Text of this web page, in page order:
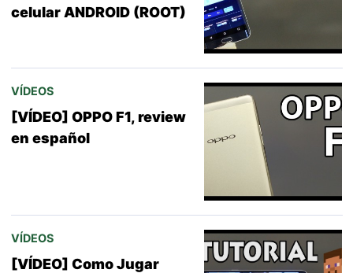
celular ANDROID (ROOT)
VÍDEOS
[VÍDEO] OPPO F1, review
en español
VÍDEOS
[VÍDEO] Como Jugar